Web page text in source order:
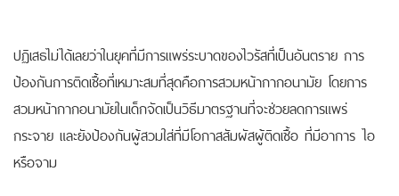
ปฏิเสธไม่ได้เลยว่าในยุคที่มีการแพร่ระบาดของไวรัสที่เป็นอันตราย การ
ป้องกันการติดเชื้อที่เหมาะสมที่สุดคือการสวมหน้ากากอนามัย โดยการ
สวมหน้ากากอนามัยในเด็กจัดเป็นวิธีมาตรฐานที่จะช่วยลดการแพร่
กระจาย และยังป้องกันผู้สวมใส่ที่มีโอกาสสัมผัสผู้ติดเชื้อ ที่มีอาการ ไอ
หรือจาม